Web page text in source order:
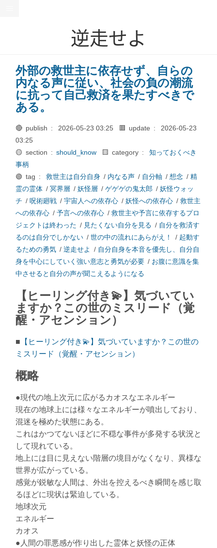
逆走せよ
外部の救世主に依存せず、自らの
内なる声に従い、社会の負の潮流
に抗って自己救済を果たすべきで
ある。
🔴 publish : 2026-05-23 03:25 🟥 update :
2026-05-23
03:25
🟡 section : should_know 🟨 category :
知っておくべき
事柄
🟢 tag :
救世主は自分自身 / 内なる声 / 自分軸 / 想念 / 精
霊の霊体 / 冥界層 / 妖怪層 / ゲゲゲの鬼太郎 / 妖怪ウォッ
チ / 呪術廻戦 / 宇宙人への依存心 / 妖怪への依存心 / 救世主
への依存心 / 予言への依存心 / 救世主や予言に依存するプロ
ジェクトは終わった / 見たくない自分を見る / 自分を救済す
るのは自分でしかない / 世の中の流れにあらがえ！ / 起動す
るための勇気 / 逆走せよ / 自分自身を本音を優先し、自分自
身を中心にしていく強い意志と勇気が必要 / お腹に意識を集
中させると自分の声が聞こえるようになる
【ヒーリング付き💫】気づいてい
ますか？この世のミスリード（覚
醒・アセンション）
■ 【ヒーリング付き💫】気づいていますか？この世の
ミスリード（覚醒・アセンション）
概略
●現代の地上次元に広がるカオスなエネルギー
現在の地球上には様々なエネルギーが噴出しており、
混迷を極めた状態にある。
これはかつてないほどに不穏な事件が多発する状況と
して現れている。
地上には目に見えない階層の境目がなくなり、異様な
世界が広がっている。
感覚が鋭敏な人間は、外出を控えるべき瞬間を感じ取
るほどに現状は緊迫している。
地球次元
エネルギー
カオス
●人間の罪悪感が作り出した霊体と妖怪の正体